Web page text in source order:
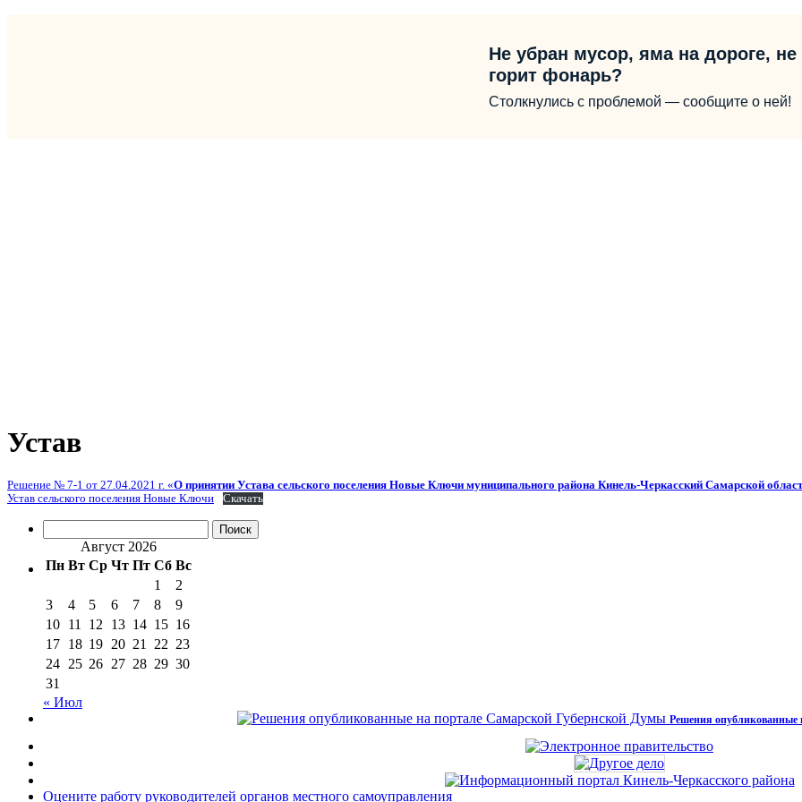
Не убран мусор, яма на дороге, не
горит фонарь?
Столкнулись с проблемой — сообщите о ней!
Устав
Решение № 7-1 от 27.04.2021 г. «О принятии Устава сельского поселения Новые Ключи муниципального района Кинель-Черкасский Самарской
Устав сельского поселения Новые Ключи
Скачать
Август 2026
Пн Вт Ср Чт Пт Сб Вс
1
2
3
4 5 6 7 8
9
10 11 12 13 14 15 16
17 18 19 20 21 22 23
24 25 26 27 28 29 30
31
« Июл
Решения опубликованные
Оцените работу руководителей органов местного самоуправления